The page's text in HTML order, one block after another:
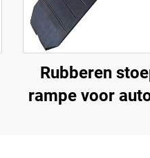
Rubberen
rampe voor